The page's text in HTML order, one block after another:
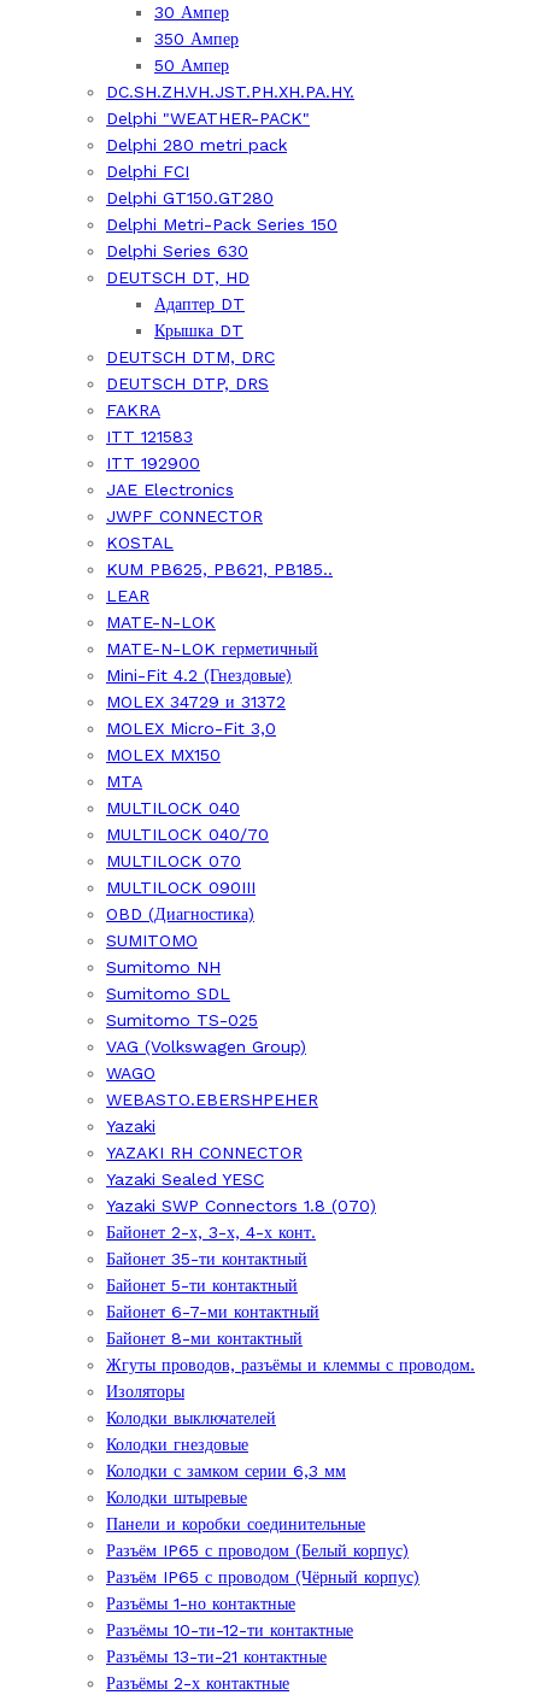
30 Ампер
350 Ампер
50 Ампер
DC.SH.ZH.VH.JST.PH.XH.PA.HY.
Delphi "WEATHER-PACK"
Delphi 280 metri pack
Delphi FCI
Delphi GT150.GT280
Delphi Metri-Pack Series 150
Delphi Series 630
DEUTSCH DT, HD
Адаптер DT
Крышка DT
DEUTSCH DTM, DRC
DEUTSCH DTP, DRS
FAKRA
ITT 121583
ITT 192900
JAE Electronics
JWPF CONNECTOR
KOSTAL
KUM PB625, PB621, PB185..
LEAR
MATE-N-LOK
MATE-N-LOK герметичный
Mini-Fit 4.2 (Гнездовые)
MOLEX 34729 и 31372
MOLEX Micro-Fit 3,0
MOLEX MX150
MTA
MULTILOCK 040
MULTILOCK 040/70
MULTILOCK 070
MULTILOCK 090III
OBD (Диагностика)
SUMITOMO
Sumitomo NH
Sumitomo SDL
Sumitomo TS-025
VAG (Volkswagen Group)
WAGO
WEBASTO.EBERSHPEHER
Yazaki
YAZAKI RH CONNECTOR
Yazaki Sealed YESC
Yazaki SWP Connectors 1.8 (070)
Байонет 2-х, 3-х, 4-х конт.
Байонет 35-ти контактный
Байонет 5-ти контактный
Байонет 6-7-ми контактный
Байонет 8-ми контактный
Жгуты проводов, разъёмы и клеммы с проводом.
Изоляторы
Колодки выключателей
Колодки гнездовые
Колодки с замком серии 6,3 мм
Колодки штыревые
Панели и коробки соединительные
Разъём IP65 с проводом (Белый корпус)
Разъём IP65 с проводом (Чёрный корпус)
Разъёмы 1-но контактные
Разъёмы 10-ти-12-ти контактные
Разъёмы 13-ти-21 контактные
Разъёмы 2-х контактные